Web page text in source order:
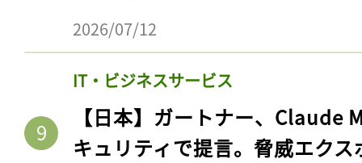
2026/07/12
IT・ビジネスサービス
【日本】ガートナー、Claude
キュリティで提言。脅威エク